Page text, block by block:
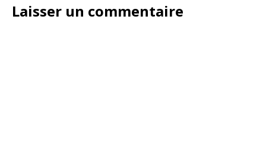
Laisser un commentaire